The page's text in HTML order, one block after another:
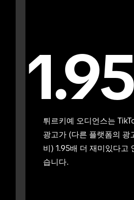
1.95
튀르키예 오디언스는
광고가 (다른 플랫폼의 광
비) 1.95배 더 재미있다고
습니다.